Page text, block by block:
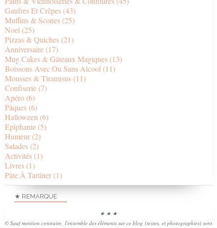
Gaufres Et Crêpes (43)
Muffins & Scones (25)
Noel (25)
Pizzas & Quiches (21)
Anniversaire (17)
Mug Cakes & Gâteaux Magiques (13)
Boissons Avec Ou Sans Alcool (11)
Mousses & Tiramisus (11)
Confiserie (7)
Apéro (6)
Pâques (6)
Halloween (6)
Epiphanie (5)
Humeur (2)
Salades (2)
Activités (1)
Livres (1)
Pâte À Tartiner (1)
★ REMARQUE
★ ★ ★
© Sauf mention contraire, l'ensemble des éléments sur ce blog (textes, et photographies) sont